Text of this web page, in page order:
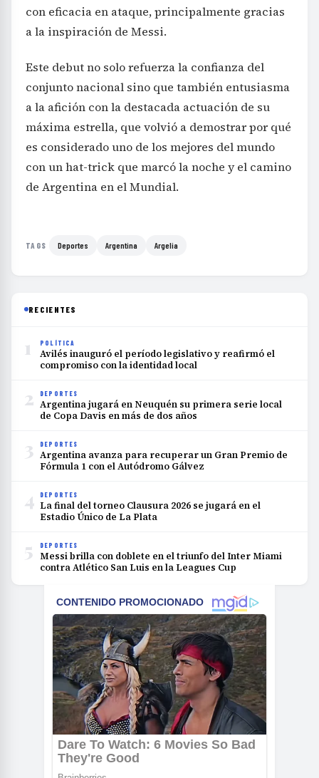
con eficacia en ataque, principalmente gracias
a la inspiración de Messi.
Este debut no solo refuerza la confianza del
conjunto nacional sino que también entusiasma
a la afición con la destacada actuación de su
máxima estrella, que volvió a demostrar por qué
es considerado uno de los mejores del mundo
con un hat-trick que marcó la noche y el camino
de Argentina en el Mundial.
TAGS Deportes Argentina Argelia
RECIENTES
1 POLÍTICA
Avilés inauguró el período legislativo y reafirmó el
compromiso con la identidad local
2 DEPORTES
Argentina jugará en Neuquén su primera serie local
de Copa Davis en más de dos años
3 DEPORTES
Argentina avanza para recuperar un Gran Premio de
Fórmula 1 con el Autódromo Gálvez
4 DEPORTES
La final del torneo Clausura 2026 se jugará en el
Estadio Único de La Plata
5 DEPORTES
Messi brilla con doblete en el triunfo del Inter Miami
contra Atlético San Luis en la Leagues Cup